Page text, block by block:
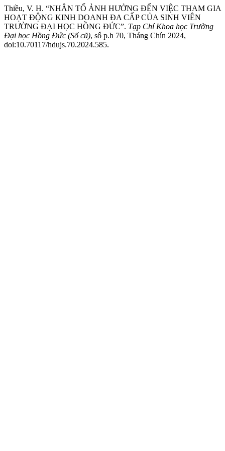
Thiều, V. H. “NHÂN TỐ ẢNH HƯỞNG ĐẾN VIỆC THAM GIA
HOẠT ĐỘNG KINH DOANH ĐA CẤP CỦA SINH VIÊN
TRƯỜNG ĐẠI HỌC HỒNG ĐỨC”. Tạp Chí Khoa học Trường
Đại học Hồng Đức (Số cũ), số p.h 70, Tháng Chín 2024,
doi:10.70117/hdujs.70.2024.585.